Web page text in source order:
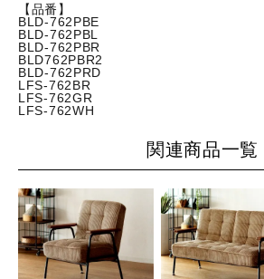
【品番】
BLD-762PBE
BLD-762PBL
BLD-762PBR
BLD762PBR2
BLD-762PRD
LFS-762BR
LFS-762GR
LFS-762WH
関連商品一覧